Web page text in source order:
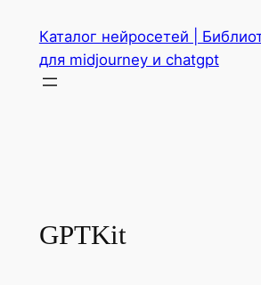
содержимому
Каталог нейросетей |
для midjourney и chatgpt
GPTKit